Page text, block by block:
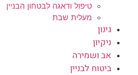
טיפול ודאגה לבטחון הבניין
מעלית שבת
גינון
ניקיון
אב ושמירה
ביטוח לבניין